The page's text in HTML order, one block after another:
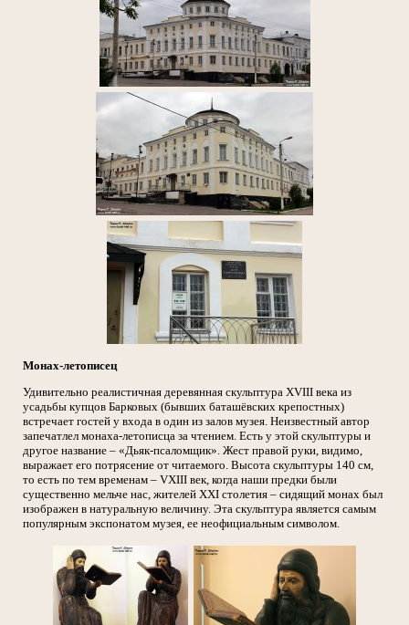
Монах-летописец
Удивительно реалистичная деревянная скульптура XVIII века из
усадьбы купцов Барковых (бывших баташёвских крепостных)
встречает гостей у входа в один из залов музея. Неизвестный автор
запечатлел монаха-летописца за чтением. Есть у этой скульптуры и
другое название – «Дьяк-псаломщик». Жест правой руки, видимо,
выражает его потрясение от читаемого. Высота скульптуры 140 см,
то есть по тем временам – VXIII век, когда наши предки были
существенно мельче нас, жителей XXI столетия – сидящий монах был
изображен в натуральную величину. Эта скульптура является самым
популярным экспонатом музея, ее неофициальным символом.